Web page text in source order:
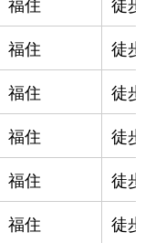
福住
徒歩1
福住
徒歩1
福住
徒歩1
福住
徒歩1
福住
徒歩1